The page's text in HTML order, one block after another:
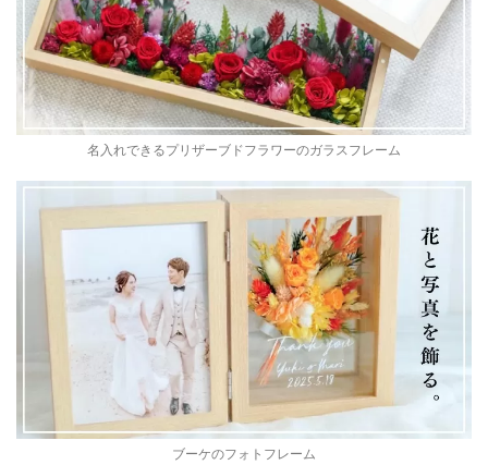
名入れできるプリザーブドフラワーのガラスフレーム
ブーケのフォトフレーム